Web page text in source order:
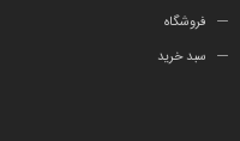
فروشگاه
سبد خرید